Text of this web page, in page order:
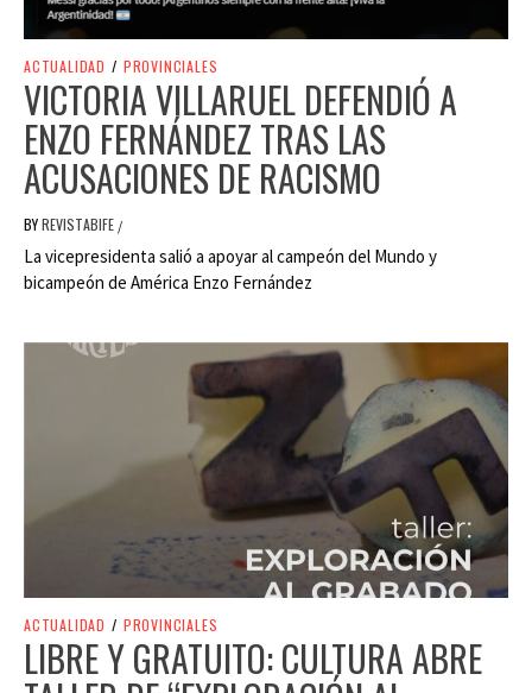
ACTUALIDAD / PROVINCIALES
VICTORIA VILLARUEL DEFENDIÓ A
ENZO FERNÁNDEZ TRAS LAS
ACUSACIONES DE RACISMO
BYREVISTABIFE /
La vicepresidenta salió a apoyar al campeón del Mundo y
bicampeón de América Enzo Fernández
ACTUALIDAD / PROVINCIALES
LIBRE Y GRATUITO: CULTURA ABRE